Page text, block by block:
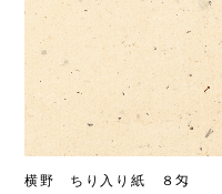
横野 ちり入り紙 ８匁